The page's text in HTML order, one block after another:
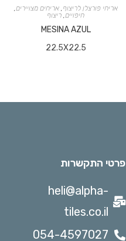
אריחי פורצלן לריצוף,אריחים מצויירים,
חיפויים, ריצוף
MESINA AZUL
22.5X22.5
פרטי התקשרות
heli@alpha-
tiles.co.il
054-4597027